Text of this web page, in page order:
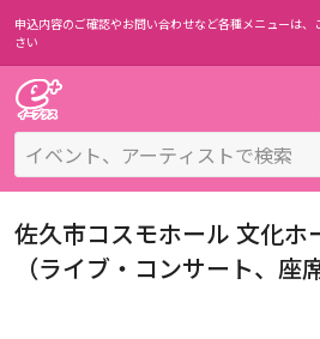
申込内容のご確認やお問い合わせなど各種メニューは、
さい
佐久市コスモホール 文化ホ
（ライブ・コンサート、座